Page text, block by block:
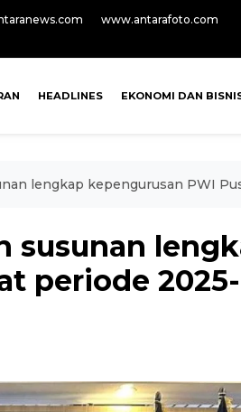
www.antarafoto.com
HEADLINES EKONOMI DAN
lengkap kepengurusan PWI
susunan
periode 2025-